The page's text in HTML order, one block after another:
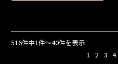
516件中1件～40件を表示
1 2 3 4